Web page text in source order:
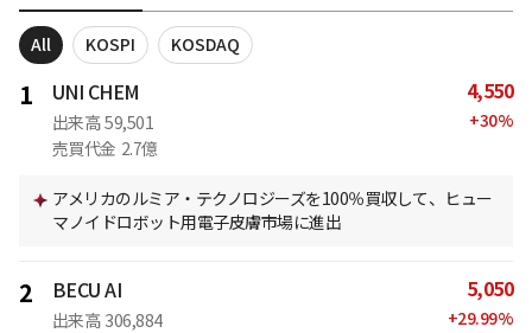
All KOSPI KOSDAQ
1 UNI CHEM
出来高 59,501
売買代金 2.7億
4,550
+30%
アメリカのルミア・テクノロジーズを100％買収して、ヒュー
マノイドロボット用電子皮膚市場に進出
2 BECU AI
出来高 306,884
5,050
+29.99%